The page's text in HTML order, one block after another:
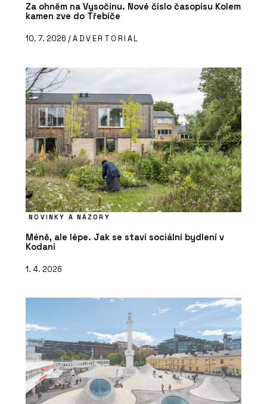
Za ohněm na Vysočinu. Nové číslo časopisu Kolem
kamen zve do Třebíče
10. 7. 2026 /ADVERTORIAL
NOVINKY A NÁZORY
Méně, ale lépe. Jak se staví sociální bydlení v
Kodani
1. 4. 2026